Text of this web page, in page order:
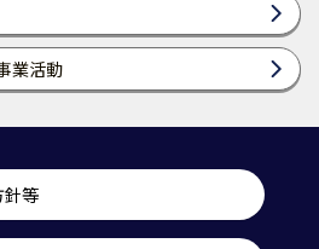
業活動
針等